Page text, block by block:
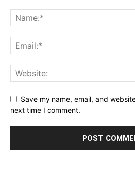
Save my name, email, and
next time I comment.